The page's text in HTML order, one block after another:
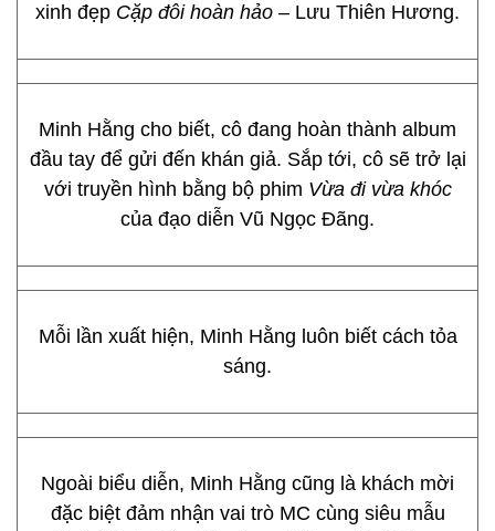
xinh đẹp Cặp đôi hoàn hảo – Lưu Thiên Hương.
Minh Hằng cho biết, cô đang hoàn thành album
đầu tay để gửi đến khán giả. Sắp tới, cô sẽ trở lại
với truyền hình bằng bộ phim Vừa đi vừa khóc
của đạo diễn Vũ Ngọc Đãng.
Mỗi lần xuất hiện, Minh Hằng luôn biết cách tỏa
sáng.
Ngoài biểu diễn, Minh Hằng cũng là khách mời
đặc biệt đảm nhận vai trò MC cùng siêu mẫu